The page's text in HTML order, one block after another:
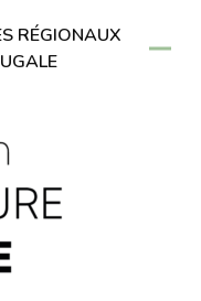
RÉGIONAUX